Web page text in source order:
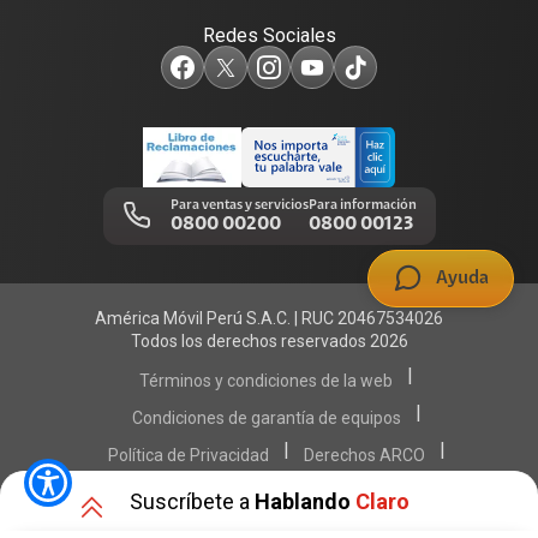
Suscríbete a Hablando Claro
Ayuda
Test de velocidad de internet
Comprobantes electrónicos
Llamada por llamada
Adquirientes iPhone 6, 6S y SE
Mensaje de Seguridad
Trabaja en Claro
Trabajos de mantenimiento
Redes Sociales
Para ventas y servicios
0800 00200
Para información
0800 00123
América Móvil Perú S.A.C. | RUC 20467534026
Todos los derechos reservados 2026
Términos y condiciones de la web |
Condiciones de garantía de equipos |
Política de Privacidad | Derechos ARCO |
Sistema de consultas Tarifarias Neutralidad de Red